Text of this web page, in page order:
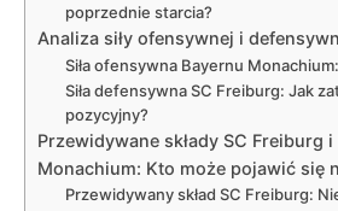
poprzednie starcia?
Analiza siły ofensywnej i
Siła ofensywna Bayernu
Siła defensywna SC Freiburg: Jak
pozycyjny?
Przewidywane składy SC Freiburg i
Monachium: Kto może pojawić się
Przewidywany skład SC Freiburg: